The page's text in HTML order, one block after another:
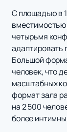
С площадью в
четырьмя
адаптировать
Большой
человек, что
масштабных
формат зала
на 2 500
более